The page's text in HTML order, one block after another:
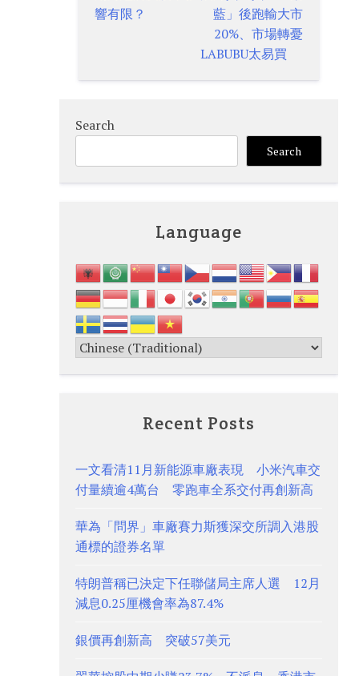
響有限？
藍」後跑輸大市
20%、市場轉憂
LABUBU太易買
Search
Search
Language
Recent Posts
一文看清11月新能源車廠表現 小米汽車交
付量續逾4萬台 零跑車全系交付再創新高
華為「問界」車廠賽力斯獲深交所調入港股
通標的證券名單
特朗普稱已決定下任聯儲局主席人選 12月
減息0.25厘機會率為87.4%
銀價再創新高 突破57美元